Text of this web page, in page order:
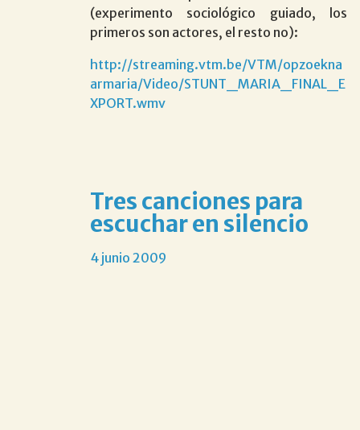
(experimento sociológico guiado, los
primeros son actores, el resto no):
http://streaming.vtm.be/VTM/opzoekna
armaria/Video/STUNT_MARIA_FINAL_E
XPORT.wmv
Tres canciones para
escuchar en silencio
4 junio 2009